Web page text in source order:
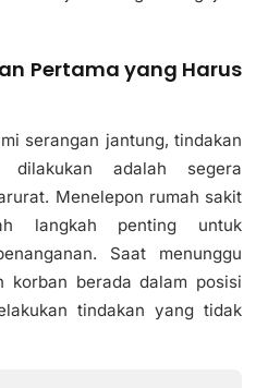
Pertama yang Harus
serangan jantung, tindakan
adalah segera
Menelepon rumah sakit
langkah penting untuk
Saat menunggu
korban berada dalam posisi
tindakan yang tidak